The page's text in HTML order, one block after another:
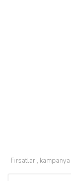
Fırsatları,